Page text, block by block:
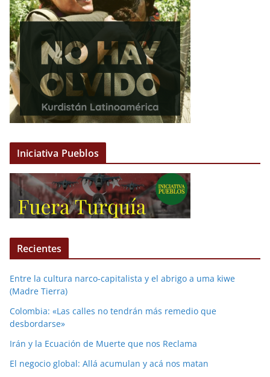
Iniciativa Pueblos
Recientes
Entre la cultura narco-capitalista y el abrigo a uma kiwe
(Madre Tierra)
Colombia: «Las calles no tendrán más remedio que
desbordarse»
Irán y la Ecuación de Muerte que nos Reclama
El negocio global: Allá acumulan y acá nos matan